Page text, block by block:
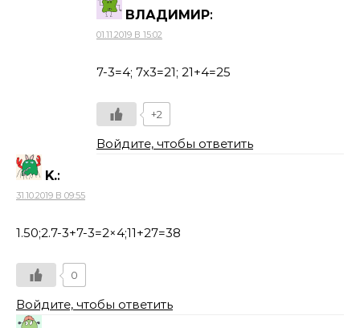
ВЛАДИМИР:
01.11.2019 В 15:02
7-3=4; 7х3=21; 21+4=25
+2
Войдите, чтобы ответить
K.:
31.10.2019 В 09:55
1.50;2.7-3+7-3=2×4;11+27=38
0
Войдите, чтобы ответить